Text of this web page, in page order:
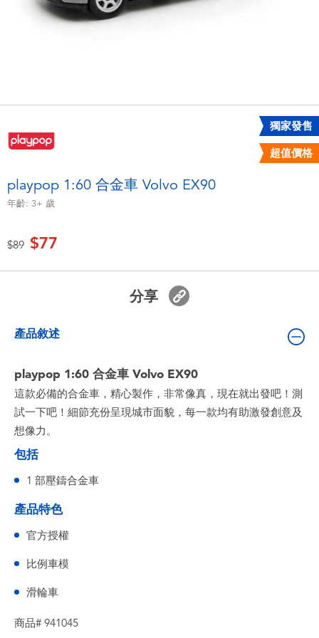
電子玩具
角色扮演及造型系列
毛毛公仔玩具
嬰兒及學前玩具
電池
任天堂 Switch
生活雜貨
LEGO樂高
Play-Doh培樂多
獨家發售
超值價格
playpop 1:60 合金車 Volvo EX90
年齡: 3+ 歲
價格從
$89至$77
分享
產品敘述
playpop 1:60 合金車 Volvo EX90
這款必備的合金車，精心製作，非常像真，現在就出發吧！測
試一下吧！細節充份呈現城市面貌，每一款均有助激發創意及
想像力。
包括
1 部壓鑄合金車
產品特色
官方授權
比例車模
滑輪車
商品# 941045